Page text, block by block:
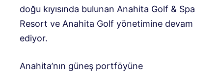
doğu kıyısında bulunan Anahita Golf & Spa
Resort ve Anahita Golf yönetimine devam
ediyor.
Anahita’nın güneş portföyüne